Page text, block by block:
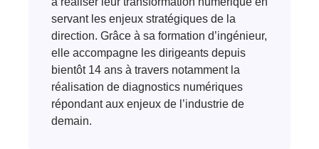
servant les enjeux stratégiques de la
direction. Grâce à sa formation d’ingénieur,
elle accompagne les dirigeants depuis
bientôt 14 ans à travers notamment la
réalisation de diagnostics numériques
répondant aux enjeux de l’industrie de
demain.